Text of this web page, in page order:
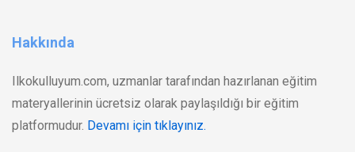
Hakkında
Ilkokulluyum.com, uzmanlar tarafından hazırlanan eğitim
materyallerinin ücretsiz olarak paylaşıldığı bir eğitim
platformudur. Devamı için tıklayınız.